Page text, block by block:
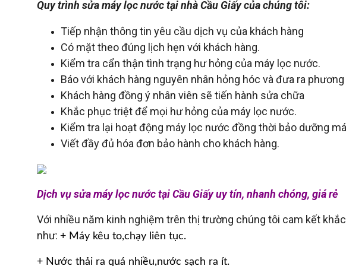
Quy trình sửa máy lọc nước tại nhà Cầu Giấy của chúng tôi:
Tiếp nhận thông tin yêu cầu dịch vụ của khách hàng
Có mặt theo đúng lịch hẹn với khách hàng.
Kiểm tra cẩn thận tình trạng hư hỏng của máy lọc nước.
Báo với khách hàng nguyên nhân hỏng hóc và đưa ra
Khách hàng đồng ý nhân viên sẽ tiến hành sửa chữa
Khắc phục triệt để mọi hư hỏng của máy lọc nước.
Kiểm tra lại hoạt động máy lọc nước đồng thời bảo dưỡng
Viết đầy đủ hóa đơn bảo hành cho khách hàng.
Dịch vụ sửa máy lọc nước tại Cầu Giấy uy tín, nhanh chóng, giá rẻ
Với nhiều năm kinh nghiệm trên thị trường chúng tôi cam kết
như: + Máy kêu to,chạy liên tục.
+ Nước thải ra quá nhiều,nước sạch ra ít.